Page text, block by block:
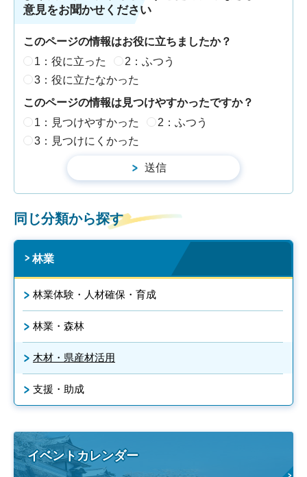
意見をお聞かせください
このページの情報はお役に立ちましたか？
1：役に立った
2：ふつう
3：役に立たなかった
このページの情報は見つけやすかったですか？
1：見つけやすかった
2：ふつう
3：見つけにくかった
同じ分類から探す
林業
林業体験・人材確保・育成
林業・森林
木材・県産材活用
支援・助成
イベントカレンダー